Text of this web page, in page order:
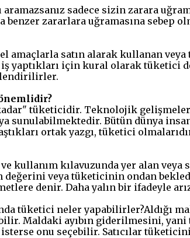
sadece sizin zarara
benzer zararlara uğramasına sebep
amaçlarla satın alarak kullanan
için kural olarak tüketici
tüketicidir. Teknolojik
sunulabilmektedir. Bütün dünya
ortak yazgı, tüketici
kullanım kılavuzunda yer alan
değerini veya tüketicinin ondan
denir. Daha yalın bir ifadeyle
tüketici neler yapabilirler?Aldığı
Maldaki ayıbın giderilmesini,
onu seçebilir. Satıcılar